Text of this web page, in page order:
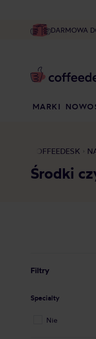
DARMOWA
MARKI
COFFEEDESK
Środki
Filtry
Specialty
Nie